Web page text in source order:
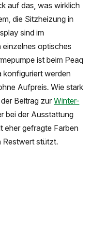
auf das, was wirklich
die Sitzheizung in
sind im
einzelnes optisches
ist beim Peaq
konfiguriert werden
Aufpreis. Wie stark
Beitrag zur Winter-
bei der Ausstattung
eher gefragte Farben
Restwert stützt.